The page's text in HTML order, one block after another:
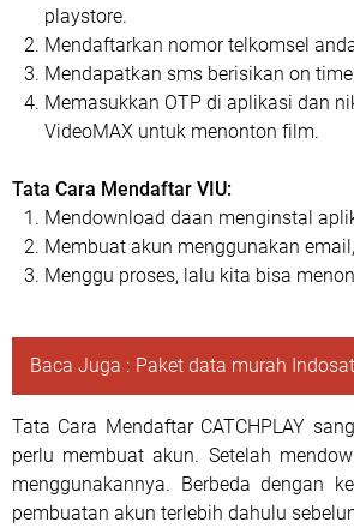
playstore.
Mendaftarkan nomor telkomsel
Mendapatkan sms berisikan on
Memasukkan OTP di aplikasi dan
VideoMAX untuk menonton film.
Tata Cara Mendaftar VIU:
Mendownload daan menginstal
Membuat akun menggunakan
Menggu proses, lalu kita bisa
Baca Juga : Paket data murah
Tata Cara Mendaftar CATCHPLAY
perlu membuat akun. Setelah
menggunakannya. Berbeda dengan
pembuatan akun terlebih dahulu